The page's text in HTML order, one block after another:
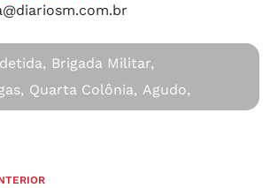
Brigada Militar,
Quarta Colônia, Agudo,